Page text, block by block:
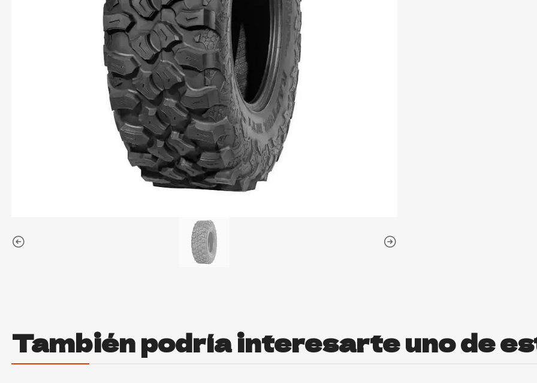
También podría interesarte uno de